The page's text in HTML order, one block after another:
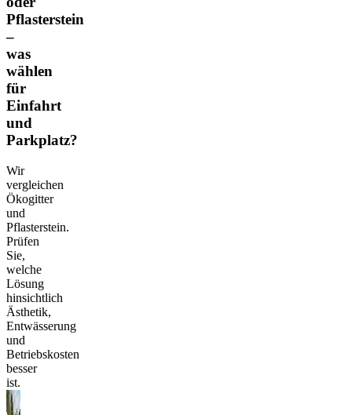
Pflasterstein
–
was
wählen
für
Einfahrt
und
Parkplatz?
Wir
vergleichen
Ökogitter
und
Pflasterstein.
Prüfen
Sie,
welche
Lösung
hinsichtlich
Ästhetik,
Entwässerung
und
Betriebskosten
besser
ist.